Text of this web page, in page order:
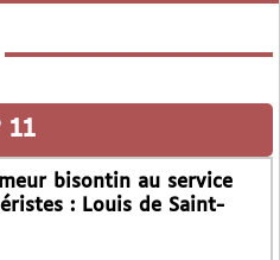
11
bisontin au service
: Louis de Saint-